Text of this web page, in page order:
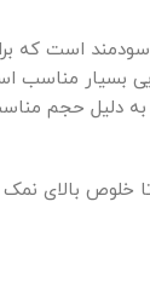
برند
بسیار
به دلیل حجم
خلوص